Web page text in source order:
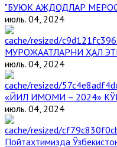
"БУЮК АЖДОДЛАР
июль. 04, 2024
МУРОЖААТЛАРНИ ҲАЛ
июль. 04, 2024
«ЙИЛ ИМОМИ – 2024»
июль. 04, 2024
Пойтахтимизда